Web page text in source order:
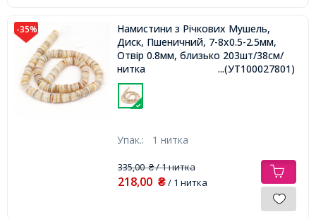
-35%
Намистини з Річкових Мушель,
Диск, Пшеничний, 7-8х0.5-2.5мм,
Отвір 0.8мм, близько 203шт/38см/
нитка
...(УТ100027801)
Упак.: 1 нитка
335,00₴/ 1 нитка
218,00 ₴/ 1 нитка